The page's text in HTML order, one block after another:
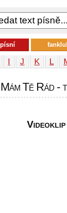
I J K L
Tě Rád -
Videoklip